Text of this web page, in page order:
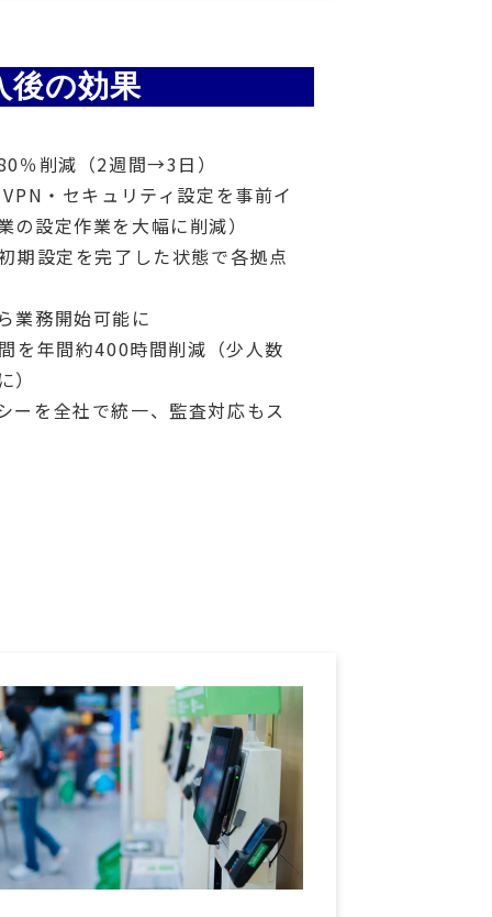
後の効果
％削減（2週間→3日）
・セキュリティ設定を事前イ
の設定作業を大幅に削減）
期設定を完了した状態で各拠点
業務開始可能に
を年間約400時間削減（少人数
ーを全社で統一、監査対応もス